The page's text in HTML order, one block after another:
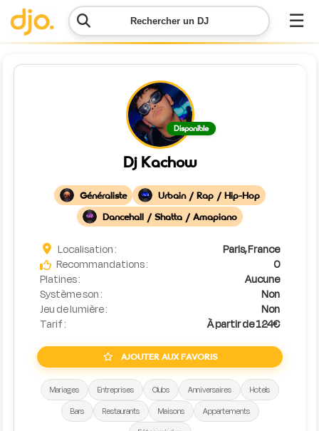
Rechercher un DJ ☰
Menu
ma
demande
de prix
Disponible
Dj Kachow
Généraliste
Urbain / Rap / Hip-Hop
Dancehall / Shatta / Amapiano
Localisation :
Paris, France
Recommandations :
0
Platines :
Aucune
Système son :
Non
Jeu de lumière :
Non
Tarif :
À partir de 124€
AJOUTER AUX FAVORIS
Mariages Entreprises Clubs Anniversaires
Hotels
Bars
Restaurants Maisons
Appartements